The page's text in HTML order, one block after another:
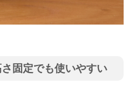
固定でも使いやすい